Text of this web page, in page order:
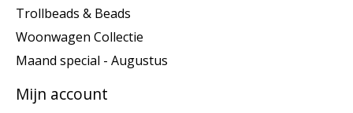
Trollbeads & Beads
Woonwagen Collectie
Maand special - Augustus
Mijn account